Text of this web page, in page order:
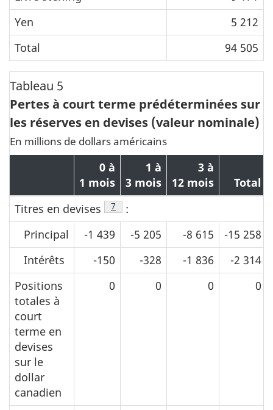
Yen
5 212
Total
94 505
Tableau 5
Pertes à court terme prédéterminées sur
les réserves en devises (valeur nominale)
En millions de dollars américains
0 à
1 mois
1 à
3 mois
3 à
12 mois
Total
Titres en devises
Note de bas de page
7
:
Principal
-1 439 -5 205 -8 615
-15 258
Intérêts
-150 -328 -1 836
-2 314
Positions
totales à
court
terme en
devises
sur le
dollar
canadien
0 0 0 0